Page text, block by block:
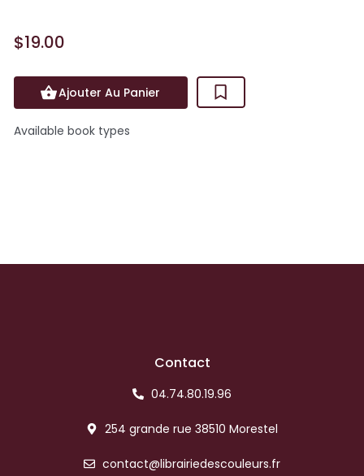
$19.00
Ajouter Au Panier
Available book types
Contact
04.74.80.19.96
254 grande rue 38510 Morestel
contact@librairiedescouleurs.fr